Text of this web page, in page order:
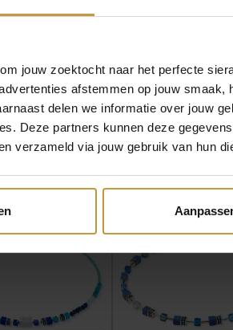
jouw zoektocht naar het perfecte
afstemmen op jouw
delen we informatie over jouw
Deze partners kunnen deze
verzameld via jouw gebruik van hun
MEER VAN COEUR